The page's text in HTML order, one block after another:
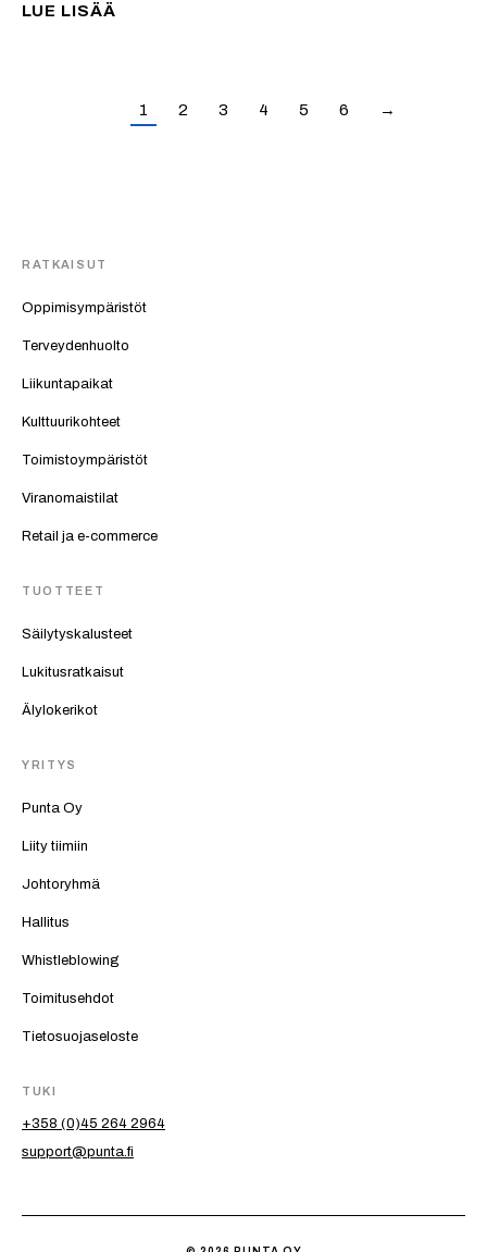
LUE LISÄÄ
1 2 3 4 5 6 →
RATKAISUT
Oppimisympäristöt
Terveydenhuolto
Liikuntapaikat
Kulttuurikohteet
Toimistoympäristöt
Viranomaistilat
Retail ja e-commerce
TUOTTEET
Säilytyskalusteet
Lukitusratkaisut
Älylokerikot
YRITYS
Punta Oy
Liity tiimiin
Johtoryhmä
Hallitus
Whistleblowing
Toimitusehdot
Tietosuojaseloste
TUKI
+358 (0)45 264 2964
support@punta.fi